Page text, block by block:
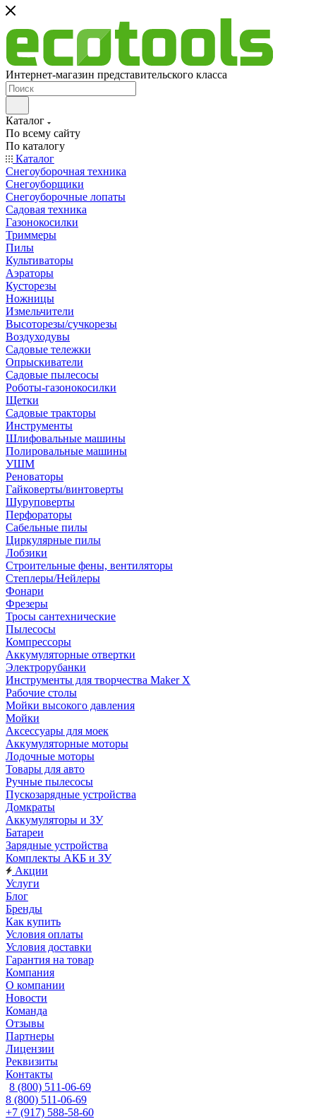
Интернет-магазин представительского класса
Каталог
По всему сайту
По каталогу
Каталог
Снегоуборочная техника
Снегоуборщики
Снегоуборочные лопаты
Садовая техника
Газонокосилки
Триммеры
Пилы
Культиваторы
Аэраторы
Кусторезы
Ножницы
Измельчители
Высоторезы/сучкорезы
Воздуходувы
Садовые тележки
Опрыскиватели
Садовые пылесосы
Роботы-газонокосилки
Щетки
Садовые тракторы
Инструменты
Шлифовальные машины
Полировальные машины
УШМ
Реноваторы
Гайковерты/винтоверты
Шуруповерты
Перфораторы
Сабельные пилы
Циркулярные пилы
Лобзики
Строительные фены, вентиляторы
Степлеры/Нейлеры
Фонари
Фрезеры
Тросы сантехнические
Пылесосы
Компрессоры
Аккумуляторные отвертки
Электрорубанки
Инструменты для творчества Maker X
Рабочие столы
Мойки высокого давления
Мойки
Аксессуары для моек
Аккумуляторные моторы
Лодочные моторы
Товары для авто
Ручные пылесосы
Пускозарядные устройства
Домкраты
Аккумуляторы и ЗУ
Батареи
Зарядные устройства
Комплекты АКБ и ЗУ
Акции
Услуги
Блог
Бренды
Как купить
Условия оплаты
Условия доставки
Гарантия на товар
Компания
О компании
Новости
Команда
Отзывы
Партнеры
Лицензии
Реквизиты
Контакты
8 (800) 511-06-69
8 (800) 511-06-69
+7 (917) 588-58-60